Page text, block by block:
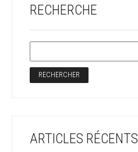
RECHERCHE
ARTICLES RÉCENTS